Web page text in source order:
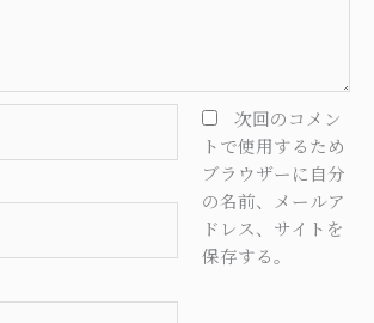
次回のコメン
トで使用するため
ブラウザーに自分
の名前、メールア
ドレス、サイトを
保存する。